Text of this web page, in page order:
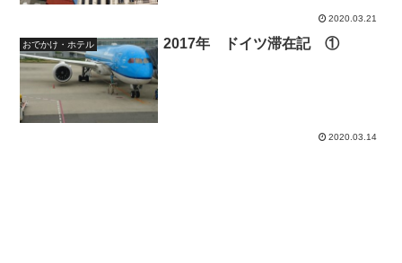
2020.03.21
おでかけ・ホテル 2017年 ドイツ滞在記 ①
2020.03.14